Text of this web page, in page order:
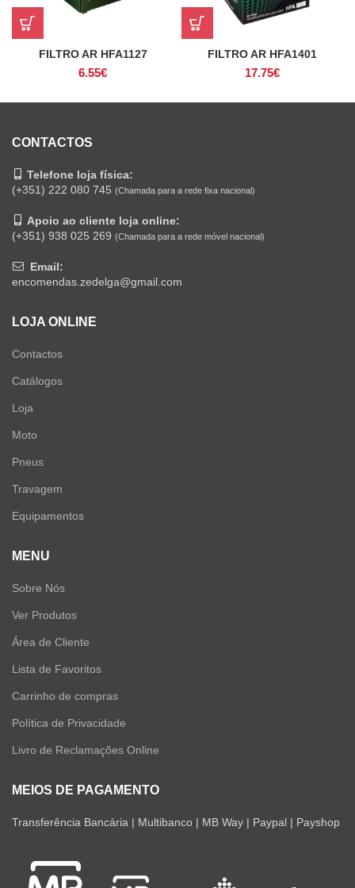
FILTRO AR HFA1127
6.55€
FILTRO AR HFA1401
17.75€
CONTACTOS
Telefone loja física:
(+351) 222 080 745 (Chamada para a rede fixa nacional)
Apoio ao cliente loja online:
(+351) 938 025 269 (Chamada para a rede móvel nacional)
Email:
encomendas.zedelga@gmail.com
LOJA ONLINE
Contactos
Catálogos
Loja
Moto
Pneus
Travagem
Equipamentos
MENU
Sobre Nós
Ver Produtos
Área de Cliente
Lista de Favoritos
Carrinho de compras
Política de Privacidade
Livro de Reclamações Online
MEIOS DE PAGAMENTO
Transferência Bancária | Multibanco | MB Way | Paypal | Payshop